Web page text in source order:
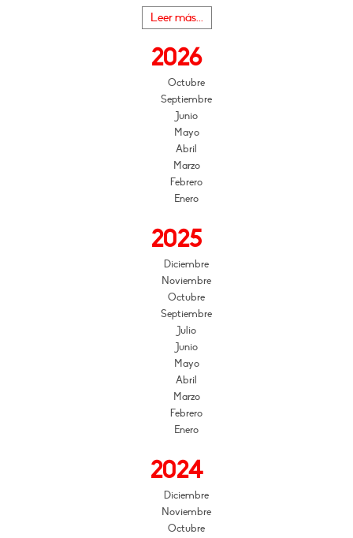
Leer más...
2026
Octubre
Septiembre
Junio
Mayo
Abril
Marzo
Febrero
Enero
2025
Diciembre
Noviembre
Octubre
Septiembre
Julio
Junio
Mayo
Abril
Marzo
Febrero
Enero
2024
Diciembre
Noviembre
Octubre